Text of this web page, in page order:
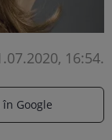
16:54.
Google